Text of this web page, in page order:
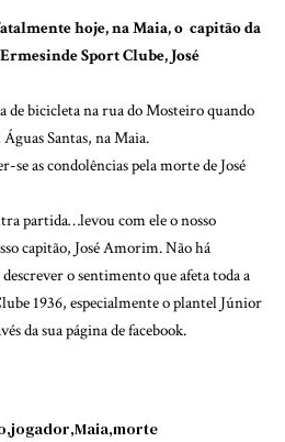
hoje, na Maia, o capitão da
Sport Clube, José
de bicicleta na rua do Mosteiro quando
Santas, na Maia.
se as condolências pela morte de José
partida…levou com ele o nosso
capitão, José Amorim. Não há
o sentimento que afeta toda a
1936, especialmente o plantel Júnior
da sua página de facebook.
jogador Maia morte